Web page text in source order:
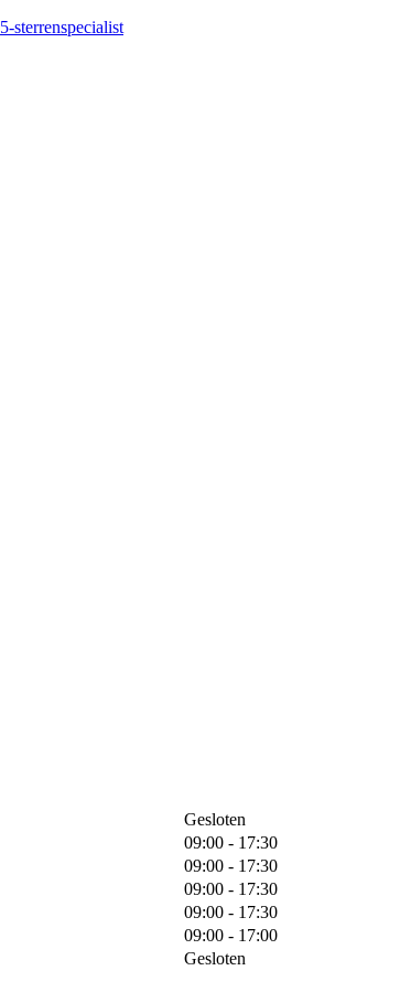
5-sterrenspecialist
Gesloten
09:00 - 17:30
09:00 - 17:30
09:00 - 17:30
09:00 - 17:30
09:00 - 17:00
Gesloten